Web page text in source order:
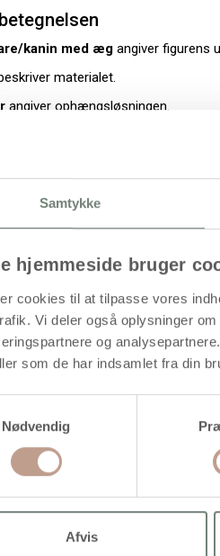
Samtykke
hjemmeside bruger
cookies til at tilpasse vores
Vi deler også oplysninger
og
som de har indsamlet fra din
Nødvendig
Afvis
kanin med æg angiver figurens
materialet.
angiver ophængsløsningen.
cm (H)
forpakningen.
Lyst træ
cm
sæt
fordele
i lyst træ